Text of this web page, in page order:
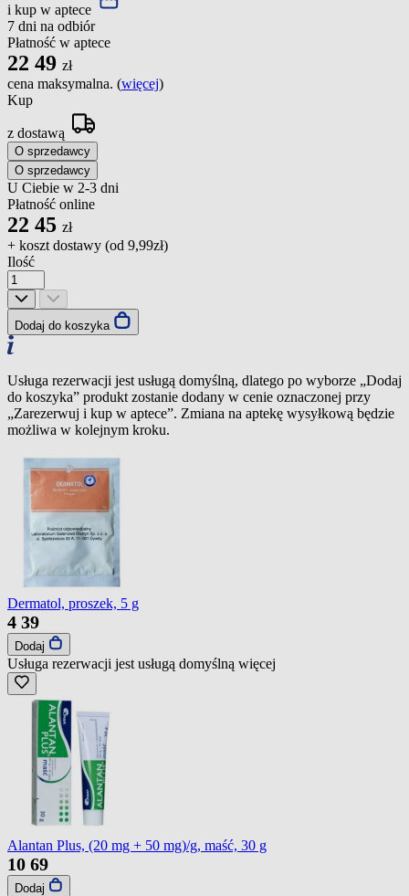
i kup w aptece
7 dni na odbiór
Płatność w aptece
22 49 zł
cena maksymalna. (więcej)
Kup
z dostawą
O sprzedawcy
O sprzedawcy
U Ciebie w 2-3 dni
Płatność online
22 45 zł
+ koszt dostawy (od 9,99zł)
Ilość
Dodaj do koszyka
Usługa rezerwacji jest usługą domyślną, dlatego po wyborze „Dodaj
do koszyka” produkt zostanie dodany w cenie oznaczonej przy
„Zarezerwuj i kup w aptece”. Zmiana na aptekę wysyłkową będzie
możliwa w kolejnym kroku.
Dermatol, proszek, 5 g
4 39
Dodaj
Usługa rezerwacji jest usługą domyślną więcej
Alantan Plus, (20 mg + 50 mg)/g, maść, 30 g
10 69
Dodaj